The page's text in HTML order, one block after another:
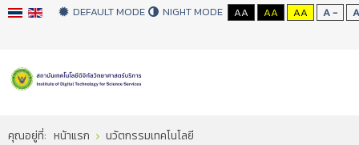
DEFAULT MODE NIGHT MODE AA AA AA A - A
คุณอยู่ที่: หน้าแรก นวัตกรรมเทคโนโลยี